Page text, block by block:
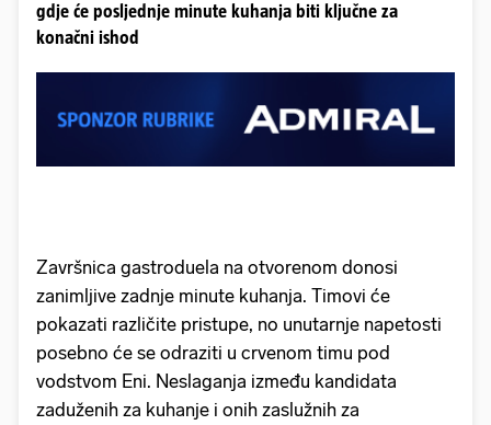
gdje će posljednje minute kuhanja biti ključne za
konačni ishod
Završnica gastroduela na otvorenom donosi
zanimljive zadnje minute kuhanja. Timovi će
pokazati različite pristupe, no unutarnje napetosti
posebno će se odraziti u crvenom timu pod
vodstvom Eni. Neslaganja između kandidata
zaduženih za kuhanje i onih zaslužnih za